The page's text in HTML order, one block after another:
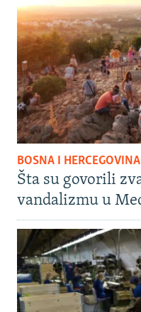
BOSNA I HERCEGOVINA
Šta su govorili
vandalizmu u